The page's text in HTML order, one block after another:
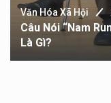
Văn Hóa Xã Hội
Câu Nói “Nam
Là Gì?